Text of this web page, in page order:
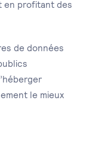
en profitant des
de données
le mieux